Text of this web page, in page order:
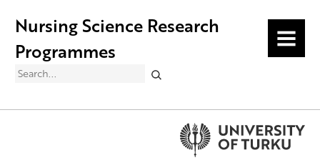
Nursing Science Research
Programmes
MENU
Search